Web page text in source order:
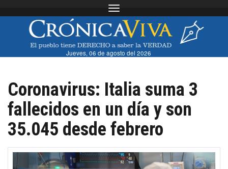
Toggle navigation
Jueves, 06 de agosto del 2026
Coronavirus: Italia suma 3
fallecidos en un día y son
35.045 desde febrero